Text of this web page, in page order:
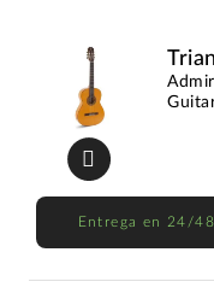
Entrega en 24/